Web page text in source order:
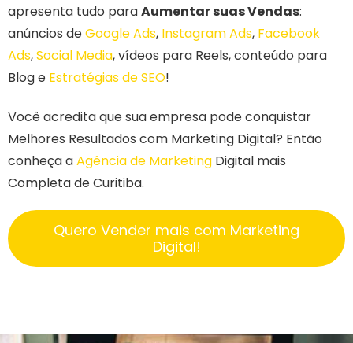
apresenta tudo paraAumentar suas Vendas:
anúncios deGoogle Ads, Instagram Ads, Facebook
Ads,Social Media, vídeos para Reels, conteúdo para
Blog e Estratégias de SEO!
Você acredita que sua empresa pode conquistar
Melhores Resultados com Marketing Digital? Então
conheça aAgência de Marketing Digital mais
Completa de Curitiba.
Quero Vender mais com Marketing
Digital!